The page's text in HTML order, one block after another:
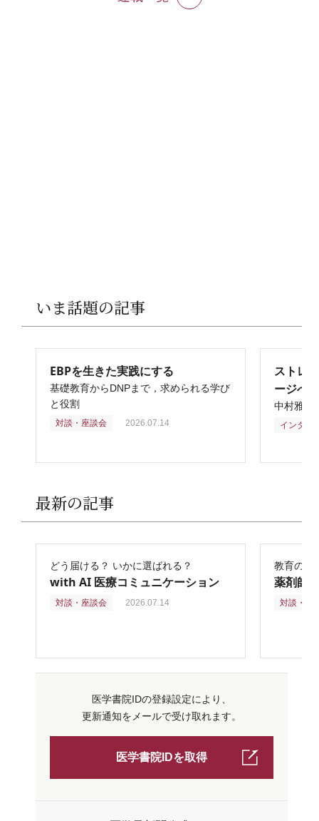
いま話題の記事
EBPを生きた実践にする
基礎教育からDNPまで，求められる学び
と役割
対談・座談会 2026.07.14
ストレ
ージへ
中村雅俊
インタビ
最新の記事
どう届ける？ いかに選ばれる？
with AI 医療コミュニケーション
対談・座談会 2026.07.14
教育の再
薬剤師
対談・座
医学書院IDの登録設定により、
更新通知をメールで受け取れます。
医学書院IDを取得